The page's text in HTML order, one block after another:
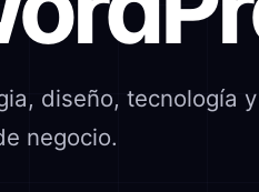
diseño, tecnología y
negocio.